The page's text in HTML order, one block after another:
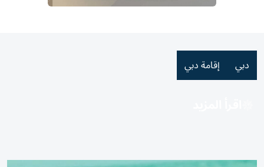
دبي إقامة دبي